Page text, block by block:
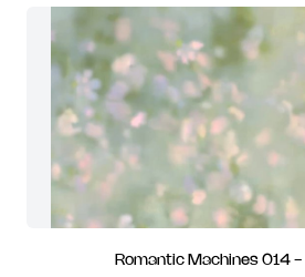
Romantic Machines 014 -